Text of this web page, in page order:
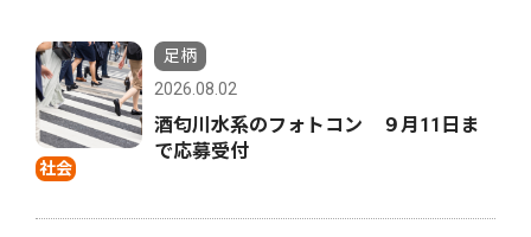
社会
足柄
2026.08.02
酒匂川水系のフォトコン ９月11日ま
で応募受付